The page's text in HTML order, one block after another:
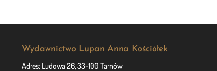
Wydawnictwo Lupan Anna Kościółek
Adres: Ludowa 26, 33-100 Tarnów